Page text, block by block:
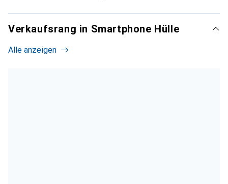
Verkaufsrang in Smartphone Hülle
Alle anzeigen